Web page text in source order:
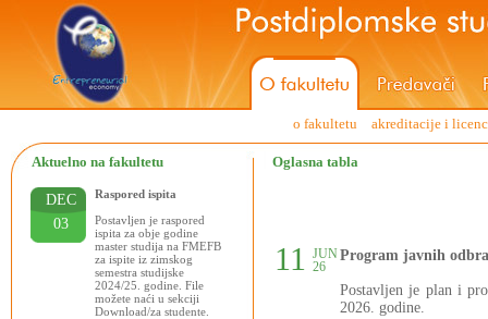
o fakultetu akreditacije i
Aktuelno na fakultetu Oglasna tabla
DEC
03
Raspored ispita
Postavljen je raspored
ispita za obje godine
master studija na FMEFB
za ispite iz zimskog
semestra studijske
2024/25. godine. File
možete naći u sekciji
Download/za studente.
11
JUN
26
Program javnih
Postavljen je plan i
2026. godine.